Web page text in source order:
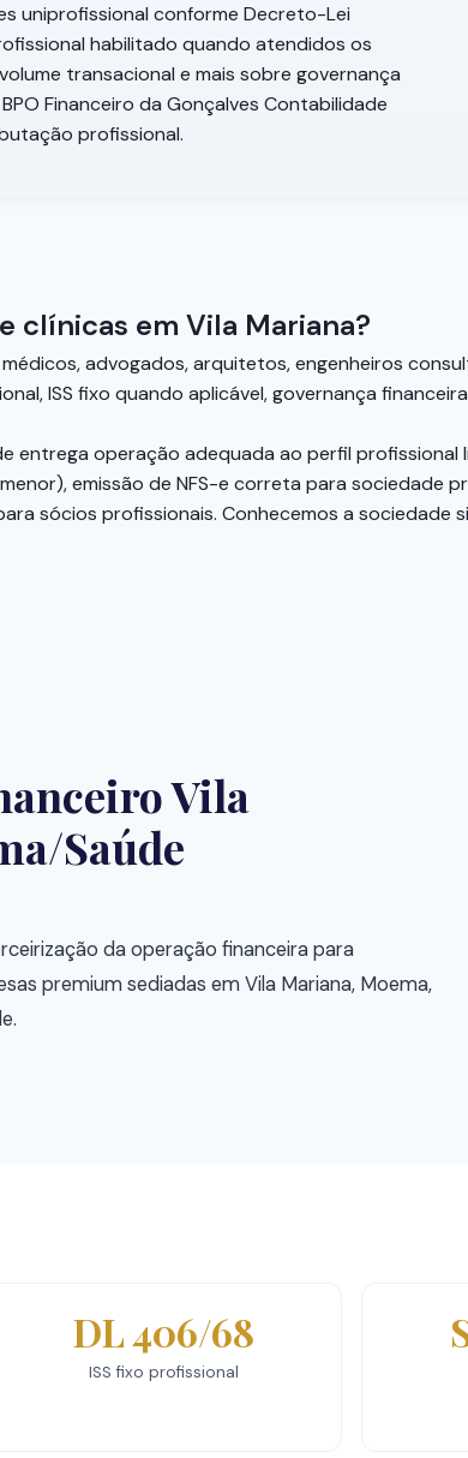
uniprofissional conforme Decreto-Lei
habilitado quando atendidos os
transacional e mais sobre governança
Financeiro da Gonçalves Contabilidade
profissional.
clínicas em Vila Mariana?
advogados, arquitetos, engenheiros
ISS fixo quando aplicável, governança
entrega operação adequada ao perfil profissional
emissão de NFS-e correta para sociedade
sócios profissionais. Conhecemos a sociedade
Vila
Saúde
da operação financeira para
premium sediadas em Vila Mariana, Moema,
DL 406/68
ISS fixo profissional